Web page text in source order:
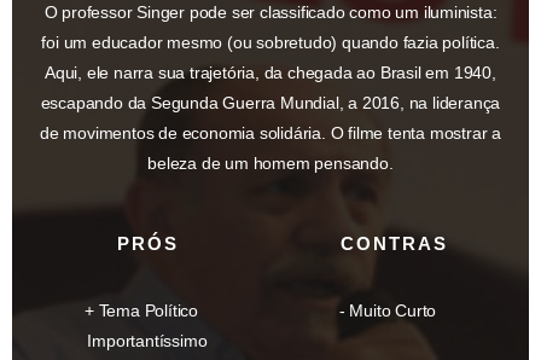
O professor Singer pode ser classificado como um iluminista:
foi um educador mesmo (ou sobretudo) quando fazia política.
Aqui, ele narra sua trajetória, da chegada ao Brasil em 1940,
escapando da Segunda Guerra Mundial, a 2016, na liderança
de movimentos de economia solidária. O filme tenta mostrar a
beleza de um homem pensando.
PRÓS
Tema Político
Importantíssimo
CONTRAS
Muito Curto